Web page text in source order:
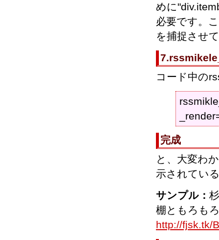
めに
必要です。
を捕捉させ
コード中の
完成
と、大変わ
示されてい
サンプル：
棚ともろも
http://fjsk.tk/